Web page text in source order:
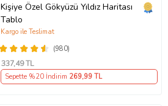
Kişiye Özel Gökyüzü Yıldız Haritası
Tablo
(980)
Kargo ile Teslimat
337,49 TL
Sepette %20 İndirim 269,99 TL